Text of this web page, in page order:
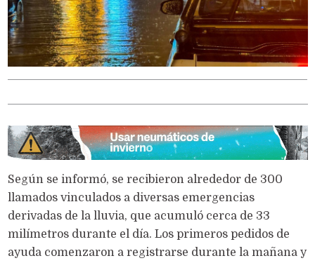
Según se informó, se recibieron alrededor de 300
llamados vinculados a diversas emergencias
derivadas de la lluvia, que acumuló cerca de 33
milímetros durante el día. Los primeros pedidos de
ayuda comenzaron a registrarse durante la mañana y